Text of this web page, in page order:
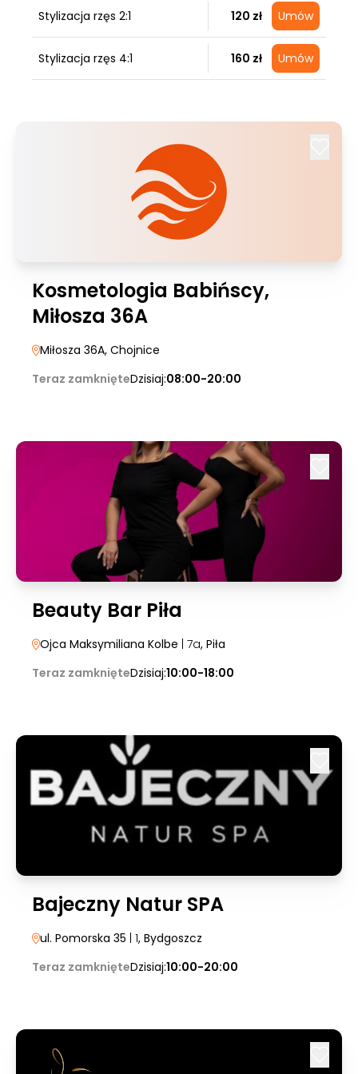
Stylizacja rzęs 2:1 120 zł Umów
Stylizacja rzęs 4:1 160 zł Umów
Kosmetologia Babińscy,
Miłosza 36A
Miłosza 36A, Chojnice
Teraz zamknięteDzisiaj:08:00-20:00
Beauty Bar Piła
Ojca Maksymiliana Kolbe | 7a, Piła
Teraz zamknięteDzisiaj:10:00-18:00
Bajeczny Natur SPA
ul. Pomorska 35 | 1, Bydgoszcz
Teraz zamknięteDzisiaj:10:00-20:00